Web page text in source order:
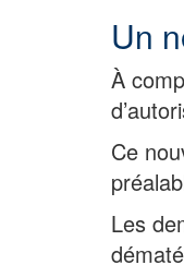
Un
À
Ce
Les